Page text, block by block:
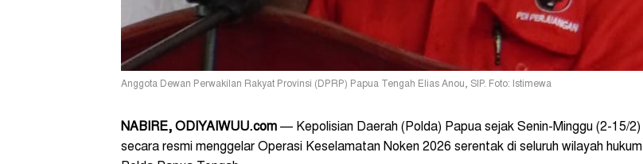
Anggota Dewan Perwakilan Rakyat Provinsi (DPRP) Papua Tengah Elias Anou, SIP. Foto: Istimewa
NABIRE, ODIYAIWUU.com — Kepolisian Daerah (Polda) Papua sejak Senin-Minggu (2-15/2)
secara resmi menggelar Operasi Keselamatan Noken 2026 serentak di seluruh wilayah hukum